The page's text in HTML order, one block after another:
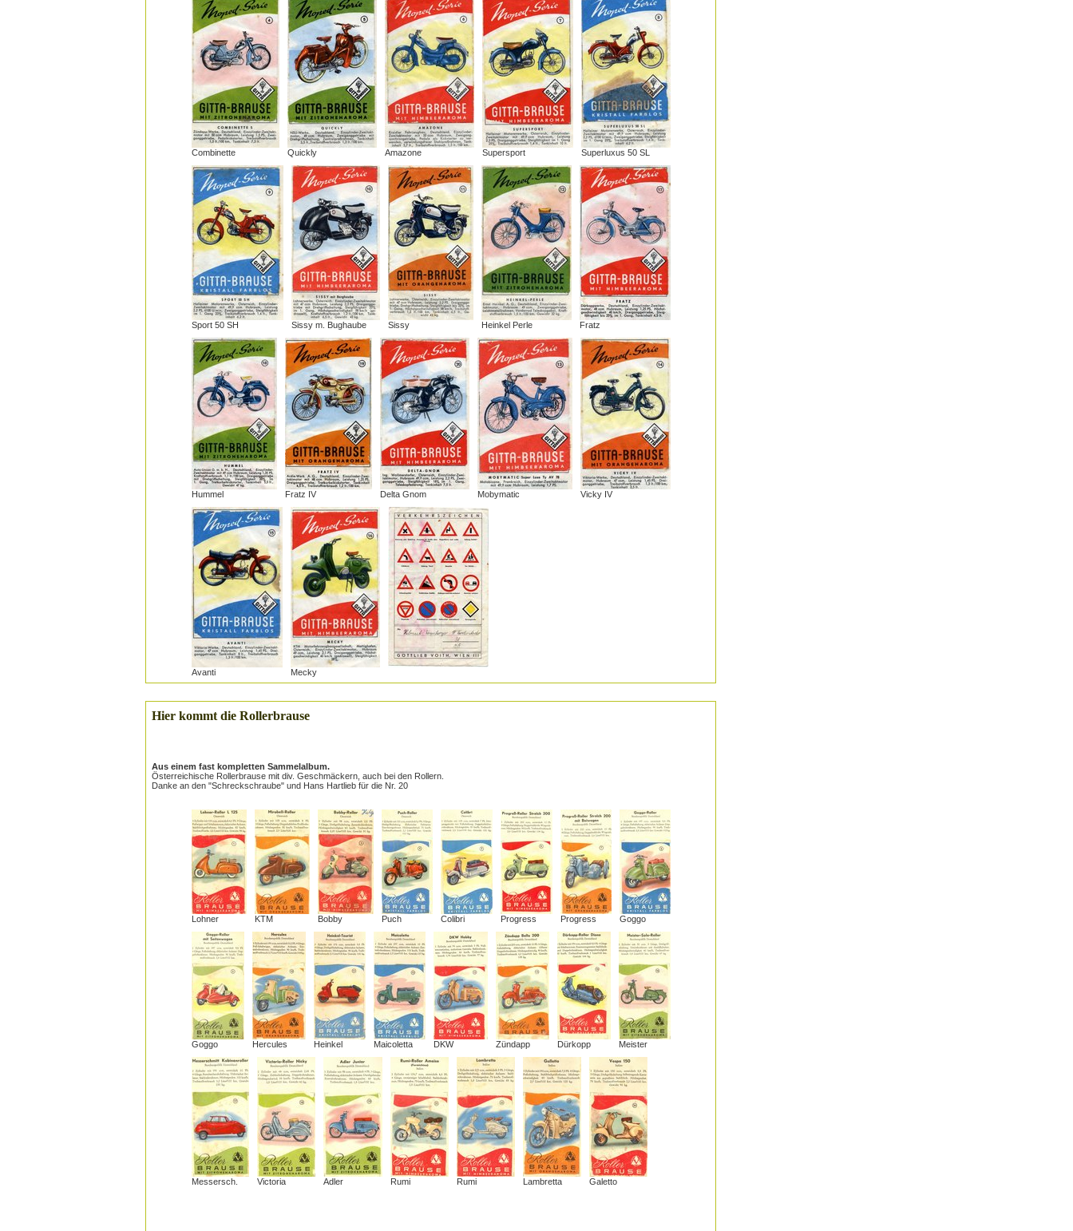
Combinette Quickly Amazone Supersport Superluxus 50 SL
Sport 50 SH Sissy m. Bughaube Sissy Heinkel Perle Fratz
Hummel Fratz IV Delta Gnom Mobymatic Vicky IV
Avanti Mecky
Hier kommt die Rollerbrause
Aus einem fast kompletten Sammelalbum.
Österreichische Rollerbrause mit div. Geschmäckern, auch bei den Rollern.
Danke an den "Schreckschraube" und Hans Hartlieb für die Nr. 20
Lohner KTM Bobby Puch Colibri Progress Progress Goggo
Goggo Hercules Heinkel Maicoletta DKW Zündapp Dürkopp Meister
Messersch. Victoria Adler Rumi Rumi Lambretta Galetto